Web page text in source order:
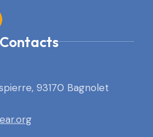
93170 Bagnolet